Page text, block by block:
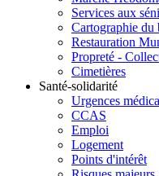
Services aux
Cartographie du
Restauration
Propreté -
Cimetières
Santé-solidarité
Urgences
CCAS
Emploi
Logement
Points d'intérêt